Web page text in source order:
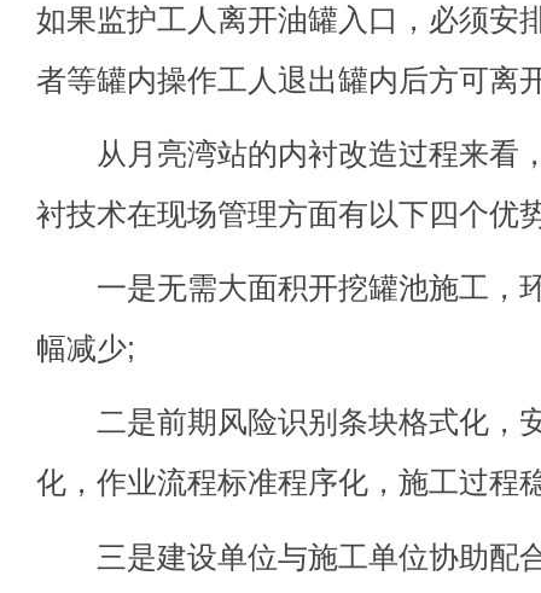
如果监护工人离开油罐入口，必须安
者等罐内操作工人退出罐内后方可离
从月亮湾站的内衬改造过程来看
衬技术在现场管理方面有以下四个优
一是无需大面积开挖罐池施工，
幅减少;
二是前期风险识别条块格式化，
化，作业流程标准程序化，施工过程
三是建设单位与施工单位协助配